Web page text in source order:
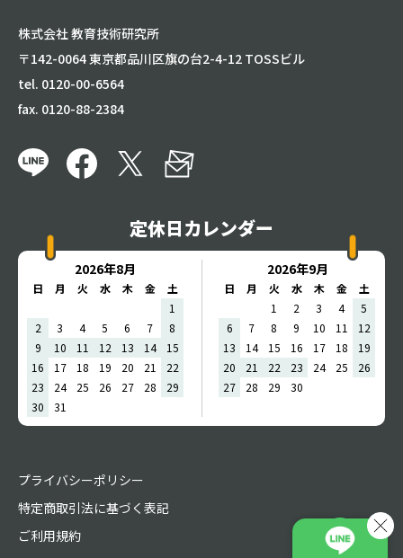
株式会社 教育技術研究所
〒142-0064 東京都品川区旗の台2-4-12 TOSSビル
tel. 0120-00-6564
fax. 0120-88-2384
定休日カレンダー
2026年8月
日 月 火 水 木 金
土
1
2
3 4 5 6 7
8
9
10 11 12 13 14
15
16
17 18 19 20 21
22
23
24 25 26 27 28
29
30
31
2026年9月
日 月 火 水 木 金
土
1
2 3 4
5
6
7 8 9 10 11
12
13
14 15 16 17 18
19
20
21 22 23 24 25
26
27
28 29 30
プライバシーポリシー
特定商取引法に基づく表記
ご利用規約